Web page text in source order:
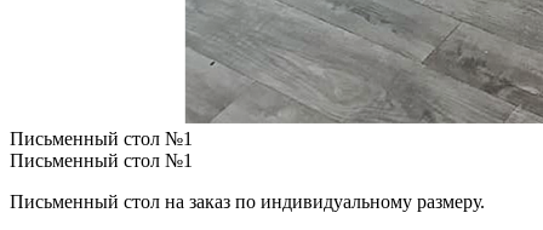
Письменный стол №1
Письменный стол №1
Письменный стол на заказ по индивидуальному размеру.